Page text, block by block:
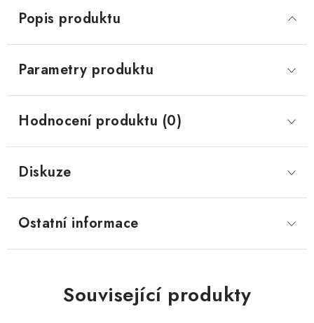
Popis produktu
Parametry produktu
Hodnocení produktu (0)
Diskuze
Ostatní informace
Související produkty